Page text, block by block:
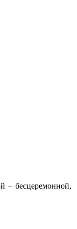
– бесцеремонной,